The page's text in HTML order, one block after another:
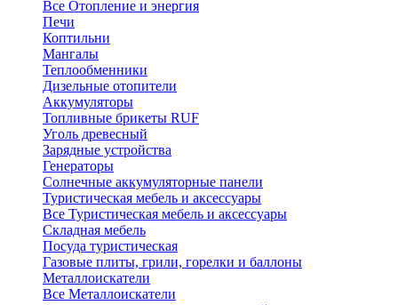
Все Отопление и энергия
Печи
Коптильни
Мангалы
Теплообменники
Дизельные отопители
Аккумуляторы
Топливные брикеты RUF
Уголь древесный
Зарядные устройства
Генераторы
Солнечные аккумуляторные панели
Туристическая мебель и аксессуары
Все Туристическая мебель и аксессуары
Складная мебель
Посуда туристическая
Газовые плиты, грили, горелки и баллоны
Металлоискатели
Все Металлоискатели